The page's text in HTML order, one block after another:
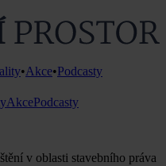
•Akce•Podcasty
AkcePodcasty
v oblasti stavebního práva